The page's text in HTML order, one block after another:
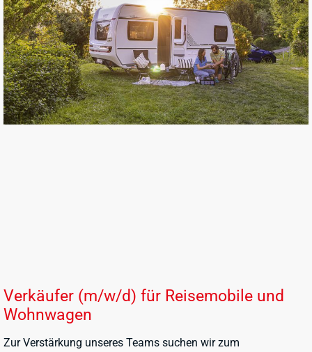
Verkäufer (m/w/d) für Reisemobile und
Wohnwagen
Zur Verstärkung unseres Teams suchen wir zum